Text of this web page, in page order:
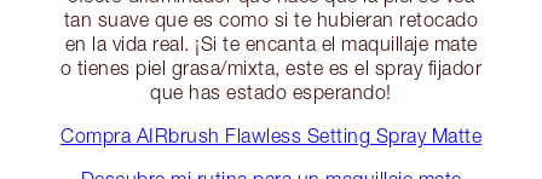
tan suave que es como si te hubieran retocado
en la vida real. ¡Si te encanta el maquillaje mate
o tienes piel grasa/mixta, este es el spray fijador
que has estado esperando!
Compra AIRbrush Flawless Setting Spray Matte